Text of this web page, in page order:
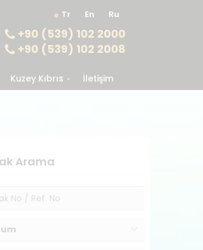
Tr En Ru
+90 (539) 102 2000
+90 (539) 102 2008
Kuzey Kıbrıs İletişim
Arama